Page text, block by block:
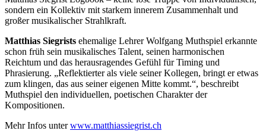
sondern ein Kollektiv mit starkem innerem Zusammenhalt und
großer musikalischer Strahlkraft.
Matthias Siegrists ehemalige Lehrer Wolfgang Muthspiel erkannte
schon früh sein musikalisches Talent, seinen harmonischen
Reichtum und das herausragendes Gefühl für Timing und
Phrasierung. „Reflektierter als viele seiner Kollegen, bringt er etwas
zum klingen, das aus seiner eigenen Mitte kommt.“, beschreibt
Muthspiel den individuellen, poetischen Charakter der
Kompositionen.
Mehr Infos unterwww.matthiassiegrist.ch